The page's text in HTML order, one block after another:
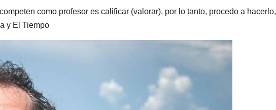
como profesor es calificar (valorar), por lo tanto, procedo a hacerlo,
y El Tiempo